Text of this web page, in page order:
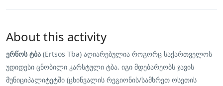
About this activity
ერწოს ტბა (Ertsos Tba) აღიარებულია როგორც საქართველოს
უდიდესი ცნობილი კარსტული ტბა. იგი მდებარეობს ჯავის
მუნიციპალიტეტში (ცხინვალის რეგიონის/სამხრეთ ოსეთის